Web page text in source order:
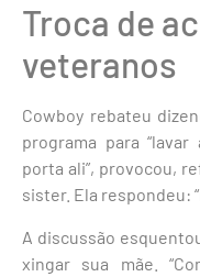
Troca de
veteranos
Cowboy rebateu
programa para “lavar
porta ali”, provocou,
sister. Ela respondeu:
A discussão
xingar sua mãe.